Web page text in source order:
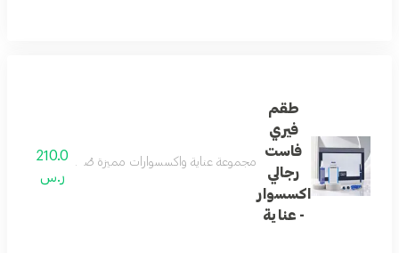
طقم
فيري
فاست
رجالي
اكسسوار
- عناية
مجموعة عناية واكسسوارات مميزة صُممت للرجل
210.0
ر.س